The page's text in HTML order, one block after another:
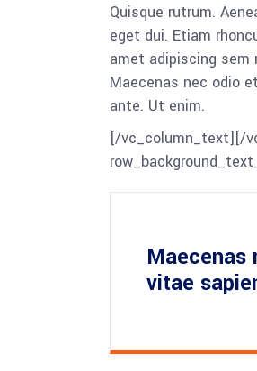
Quisque rutrum.
eget dui. Etiam
amet adipiscing sem
Maecenas nec odio
ante. Ut enim.
[/vc_column_text][/
Maecenas
vitae